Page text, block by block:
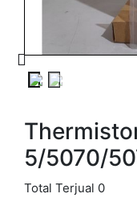
5/5070/
Total Terjual 0